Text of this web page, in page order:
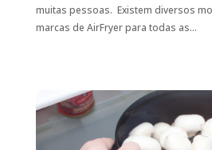
muitas pessoas. Existem diversos
marcas de AirFryer para todas as...